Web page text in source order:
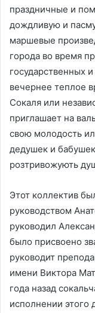
праздничные и
дождливую и
маршевые
города во время
государственных
вечернее теплое
Сокаля или
приглашает на
свою молодость
дедушек и
розтривожують
Этот коллектив
руководством
руководил
было присвоено
руководит
имени Виктора
года назад
исполнении этого